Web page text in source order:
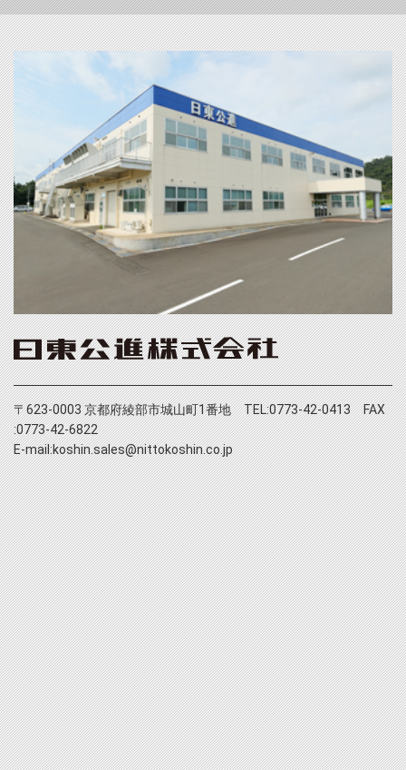
〒623-0003 京都府綾部市城山町1番地 TEL:0773-42-0413 FAX
:0773-42-6822
E-mail:koshin.sales@nittokoshin.co.jp